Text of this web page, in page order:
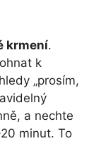
krmení.
k
„prosím,
a nechte
minut. To